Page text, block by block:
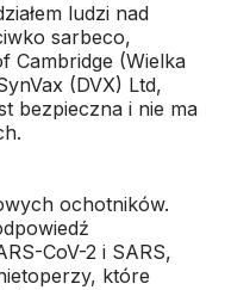
ludzi nad
sarbeco,
Cambridge (Wielka
(DVX) Ltd,
bezpieczna i nie ma
ochotników.
CoV-2 i SARS,
które